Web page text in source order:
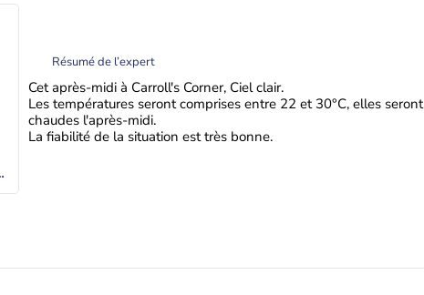
Résumé de l’expert
Cet après-midi à Carroll's Corner, Ciel clair.
Les températures seront comprises entre 22 et 30°C, elles seront
chaudes l'après-midi.
La fiabilité de la situation est très bonne.